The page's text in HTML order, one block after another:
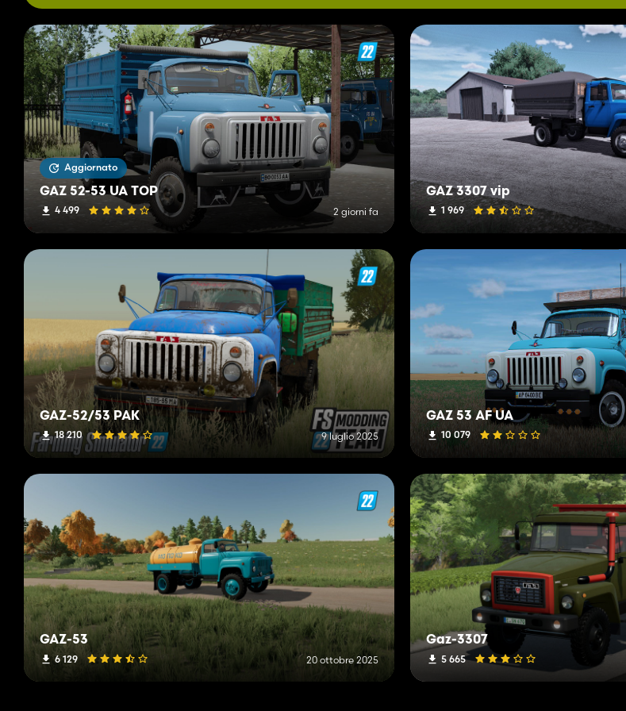
Aggiornato
GAZ 52-53 UA TOP
4 499 2 giorni fa
GAZ 3307 vip
1 969
GAZ-52/53 PAK
18 210 9 luglio 2025
GAZ 53 AF UA
10 079
GAZ-53
6 129 20 ottobre 2025
Gaz-3307
5 665